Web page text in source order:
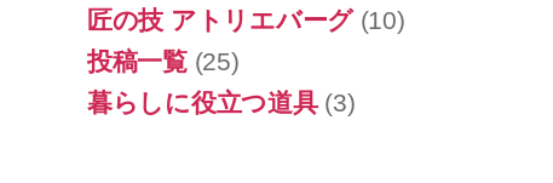
匠の技 アトリエバーグ(10)
投稿一覧(25)
暮らしに役立つ道具(3)